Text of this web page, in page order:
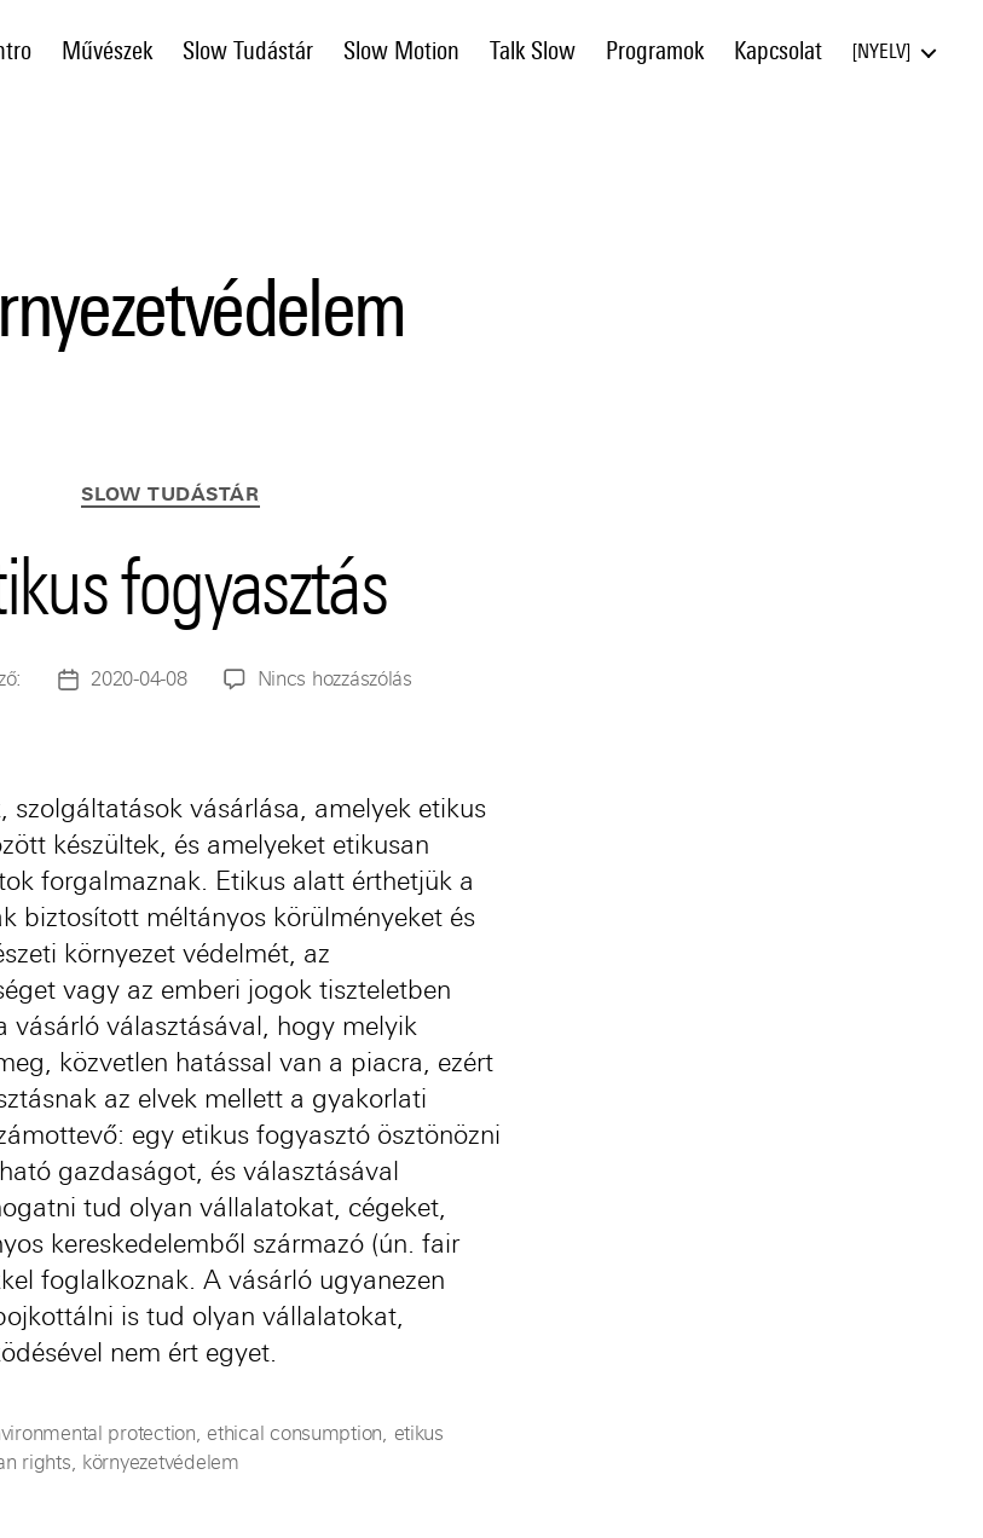
Művészek Slow Tudástár Slow Motion Talk Slow Programok Kapcsolat NYELV
Kategóriák
SLOW TUDÁSTÁR
fogyasztás
Bejegyzés
2020-04-08 Nincs hozzászólása(z)
szolgáltatások vásárlása, amelyek etikus
készültek és amelyeket etikusan
forgalmaznak. Etikus alatt érthetjük a
biztosított méltányos körülményeket és
környezet védelmét, az
vagy az emberi jogok tiszteletben
vásárló választásával, hogy melyik
közvetlen hatással van a piacra, ezért
az elvek mellett a gyakorlati
egy etikus fogyasztó ösztönözni
gazdaságot, és választásával
tud olyan vállalatokat, cégeket,
kereskedelemből származó (ún. fair
foglalkoznak. A vásárló ugyanezen
is tud olyan vállalatokat,
nem ért egyet.
protection ethical consumption
etikus
rights környezetvédelem